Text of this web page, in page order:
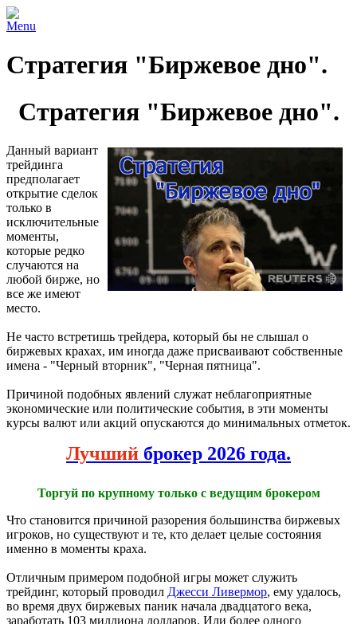
Menu
Стратегия "Биржевое дно".
Стратегия "Биржевое дно".
Данный вариант
трейдинга
предполагает
открытие сделок
только в
исключительные
моменты,
которые редко
случаются на
любой бирже, но
все же имеют
место.
Не часто встретишь трейдера, который бы не слышал о
биржевых крахах, им иногда даже присваивают собственные
имена - "Черный вторник", "Черная пятница".
Причиной подобных явлений служат неблагоприятные
экономические или политические события, в эти моменты
курсы валют или акций опускаются до минимальных отметок.
Лучший брокер 2026 года.
Торгуй по крупному только с ведущим брокером
Что становится причиной разорения большинства биржевых
игроков, но существуют и те, кто делает целые состояния
именно в моменты краха.
Отличным примером подобной игры может служить
трейдинг, который проводил Джесси Ливермор, ему удалось,
во время двух биржевых паник начала двадцатого века,
заработать 103 миллиона долларов. Или более одного